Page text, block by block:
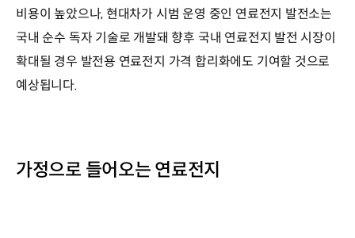
비용이 높았으나, 현대차가 시범 운영 중인 연료전지 발전소는
국내 순수 독자 기술로 개발돼 향후 국내 연료전지 발전 시장이
확대될 경우 발전용 연료전지 가격 합리화에도 기여할 것으로
예상됩니다.
가정으로 들어오는 연료전지